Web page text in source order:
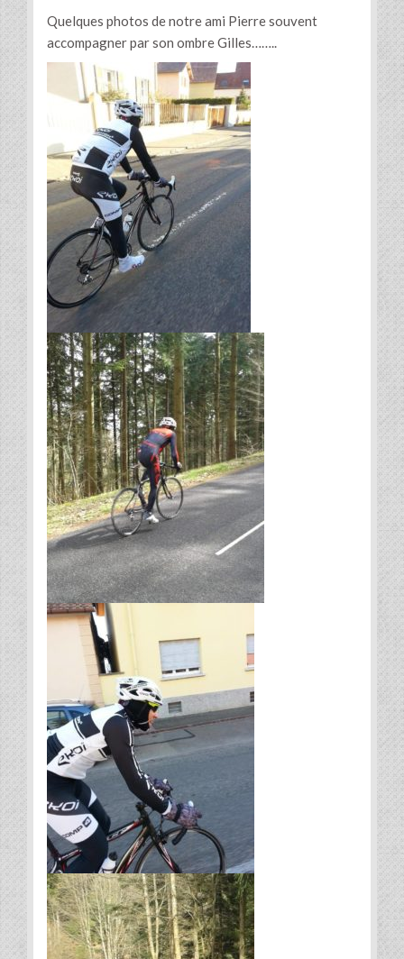
Quelques photos de notre ami Pierre souvent
accompagner par son ombre Gilles……..